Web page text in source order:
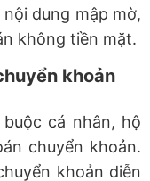
dung mập mờ,
không tiền mặt.
khoản
cá nhân, hộ
chuyển khoản.
khoản diễn